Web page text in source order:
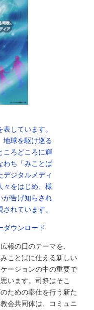
しています。
地球を駆け巡る
ころどころに輝
わち「みことば
デジタルメディ
々をはじめ、様
が告げ知らされ
れています。
ウンロード
報の日のテーマを、
ことばに仕える新しい
ーションの中の重要で
います。司祭はそこ
ための奉仕を行う新た
会共同体は、コミュニ